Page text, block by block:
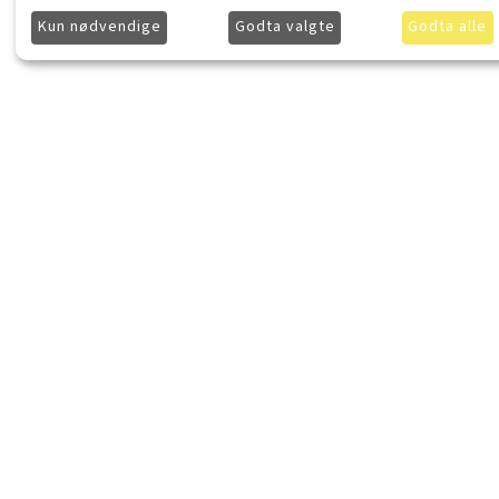
Kun nødvendige Godta valgte Godta alle